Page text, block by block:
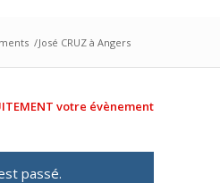
/José CRUZ à Angers
votre évènement
passé.